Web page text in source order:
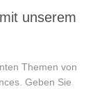
unserem
Themen von
Geben Sie